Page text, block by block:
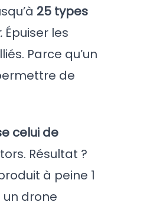
25 types
Épuiser les
Parce qu’un
de
celui de
Résultat ?
à peine 1
un drone